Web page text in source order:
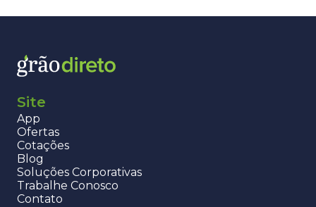
Site
App
Ofertas
Cotações
Blog
Soluções Corporativas
Trabalhe Conosco
Contato